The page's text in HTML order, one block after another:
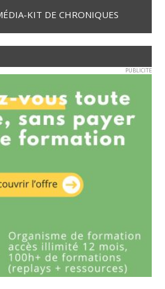
KIT DE CHRONIQUES
PUBLICITE